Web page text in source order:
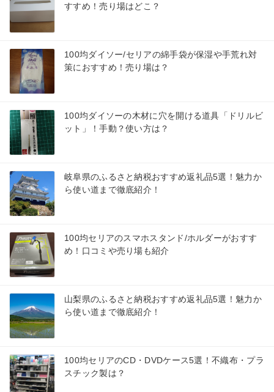
すすめ！売り場はどこ？
100均ダイソー/セリアの綿手袋が保湿や手荒れ対
策におすすめ！売り場は？
100均ダイソーの木材に穴を開ける道具「ドリルビ
ット」！手動？使い方は？
岐阜県のふるさと納税おすすめ返礼品5選！魅力か
ら使い道まで徹底紹介！
100均セリアのスマホスタンド/ホルダーがおすす
め！口コミや売り場も紹介
山梨県のふるさと納税おすすめ返礼品5選！魅力か
ら使い道まで徹底紹介！
100均セリアのCD・DVDケース5選！不織布・プラ
スチック製は？